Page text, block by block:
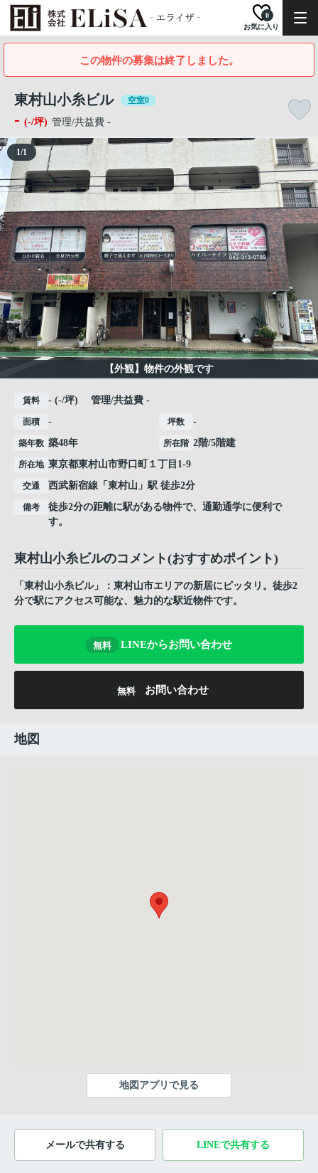
お気に入り
0
この物件の募集は終了しました。
東村山小糸ビル 空室0
- (-/坪) 管理/共益費 -
【外観】物件の外観です
1/1
賃料 - (-/坪) 管理/共益費 -
面積 - 坪数 -
築年数 築48年 所在階 2階/5階建
所在地 東京都東村山市野口町 １丁目1-9
交通 西武新宿線 「 東村山 」駅 徒歩2分
備考
徒歩2分の距離に駅がある物件で、通勤通学に便利で
す。
東村山小糸ビルのコメント(おすすめポイント)
「東村山小糸ビル」：東村山市エリアの新居にピッタリ。徒歩2
分で駅にアクセス可能な、魅力的な駅近物件です。
無料 LINEからお問い合わせ
無料 お問い合わせ
地図
地図アプリで見る
メールで共有する LINEで共有する